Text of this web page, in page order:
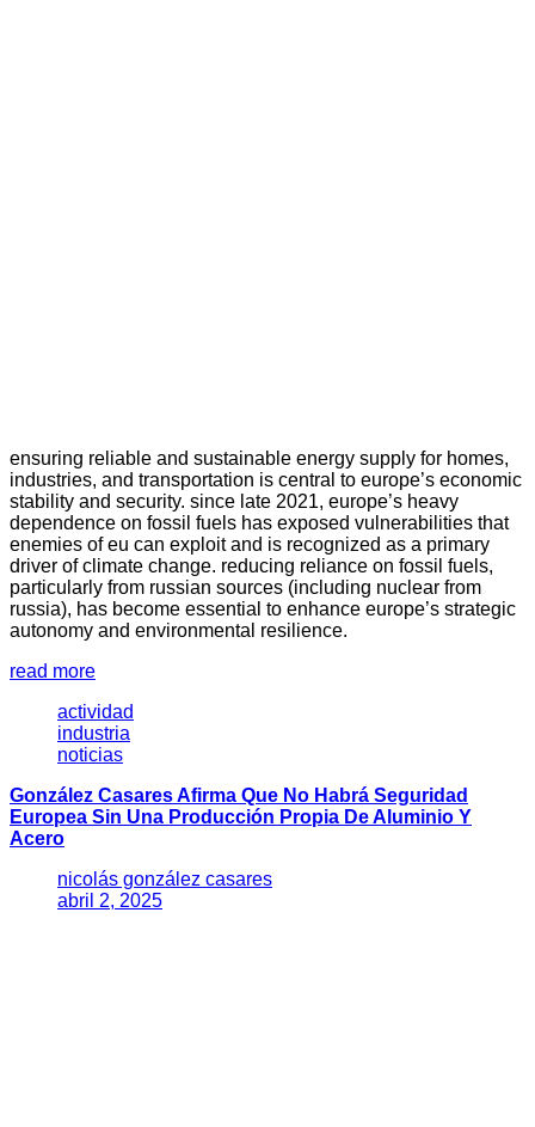
ensuring reliable and sustainable energy supply for homes,
industries, and transportation is central to europe’s economic
stability and security. since late 2021, europe’s heavy
dependence on fossil fuels has exposed vulnerabilities that
enemies of eu can exploit and is recognized as a primary
driver of climate change. reducing reliance on fossil fuels,
particularly from russian sources (including nuclear from
russia), has become essential to enhance europe’s strategic
autonomy and environmental resilience.
read more
actividad
industria
noticias
González Casares Afirma Que No Habrá Seguridad
Europea Sin Una Producción Propia De Aluminio Y
Acero
nicolás gonzález casares
abril 2, 2025